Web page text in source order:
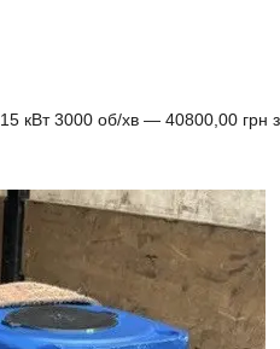
15 кВт 3000 об/хв ― 40800,00 грн